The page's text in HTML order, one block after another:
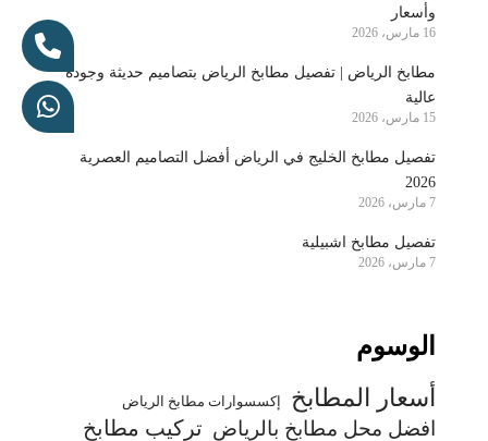
وأسعار
16 مارس، 2026
مطابخ الرياض | تفصيل مطابخ الرياض بتصاميم حديثة وجودة
عالية
15 مارس، 2026
تفصيل مطابخ الخليج في الرياض أفضل التصاميم العصرية
2026
7 مارس، 2026
تفصيل مطابخ اشبيلية
7 مارس، 2026
الوسوم
أسعار المطابخ إكسسوارات مطابخ الرياض
افضل محل مطابخ بالرياض تركيب مطابخ